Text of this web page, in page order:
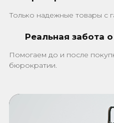
Только надежные товары с
Реальная забота
Помогаем до и после
бюрократии.